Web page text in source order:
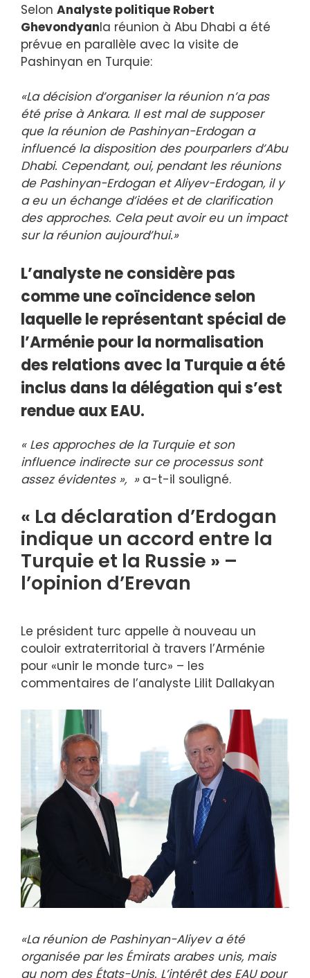
Selon Analyste politique Robert
Ghevondyanla réunion à Abu Dhabi a été
prévue en parallèle avec la visite de
Pashinyan en Turquie:
«La décision d’organiser la réunion n’a pas
été prise à Ankara. Il est mal de supposer
que la réunion de Pashinyan-Erdogan a
influencé la disposition des pourparlers d’Abu
Dhabi. Cependant, oui, pendant les réunions
de Pashinyan-Erdogan et Aliyev-Erdogan, il y
a eu un échange d’idées et de clarification
des approches. Cela peut avoir eu un impact
sur la réunion aujourd’hui.»
L’analyste ne considère pas
comme une coïncidence selon
laquelle le représentant spécial de
l’Arménie pour la normalisation
des relations avec la Turquie a été
inclus dans la délégation qui s’est
rendue aux EAU.
« Les approches de la Turquie et son
influence indirecte sur ce processus sont
assez évidentes », » a-t-il souligné.
« La déclaration d’Erdogan
indique un accord entre la
Turquie et la Russie » –
l’opinion d’Erevan
Le président turc appelle à nouveau un
couloir extraterritorial à travers l’Arménie
pour «unir le monde turc» – les
commentaires de l’analyste Lilit Dallakyan
«La réunion de Pashinyan-Aliyev a été
organisée par les Émirats arabes unis, mais
au nom des États-Unis. L’intérêt des EAU pour